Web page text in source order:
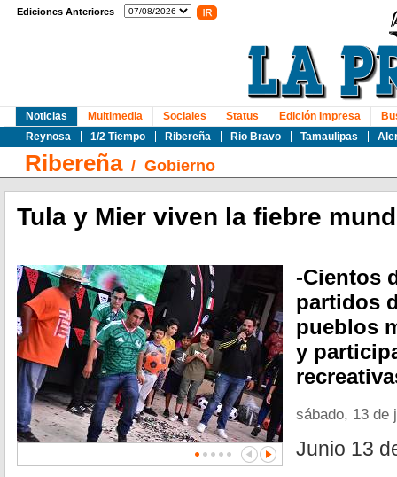
Ediciones Anteriores
Noticias
Reynosa
1/2 Tiempo Ribereña Rio Bravo Tamaulipas
Multimedia Sociales Status Edición Impresa
Ribereña/ Gobierno
Tula y Mier viven la fiebre
-Cientos
partidos
pueblos
y
sábado, 13 de
Junio 13